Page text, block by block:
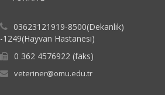
03623121919-8500(Dekanlık)
-1249(Hayvan Hastanesi)
0 362 4576922 (faks)
veteriner@omu.edu.tr